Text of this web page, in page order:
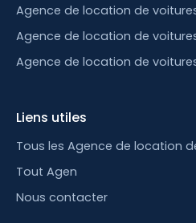
Agence de location de
Agence de location de
Agence de location de
Liens utiles
Tous les Agence de location
Tout Agen
Nous contacter